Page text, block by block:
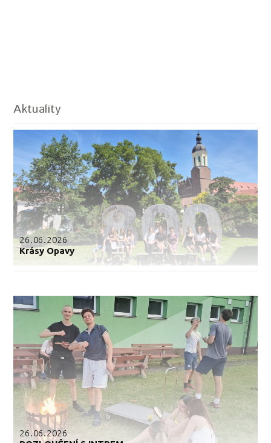
Aktuality
26.06.2026
Krásy Opavy
26.06.2026